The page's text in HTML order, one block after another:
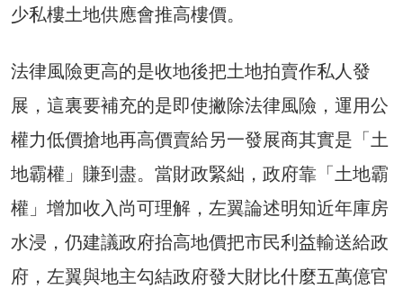
少私樓土地供應會推高樓價。
法律風險更高的是收地後把土地拍賣作私人發
展，這裏要補充的是即使撇除法律風險，運用公
權力低價搶地再高價賣給另一發展商其實是「土
地霸權」賺到盡。當財政緊絀，政府靠「土地霸
權」增加收入尚可理解，左翼論述明知近年庫房
水浸，仍建議政府抬高地價把市民利益輸送給政
府，左翼與地主勾結政府發大財比什麼五萬億官